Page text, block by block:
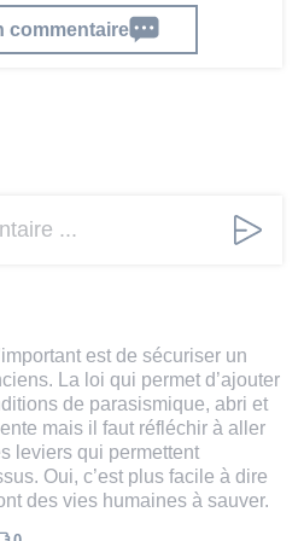
commentaire
...
est de sécuriser un
La loi qui permet d’ajouter
de parasismique, abri et
mais il faut réfléchir à aller
leviers qui permettent
Oui, c’est plus facile à dire
des vies humaines à sauver.